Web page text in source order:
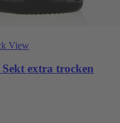
View
extra trocken